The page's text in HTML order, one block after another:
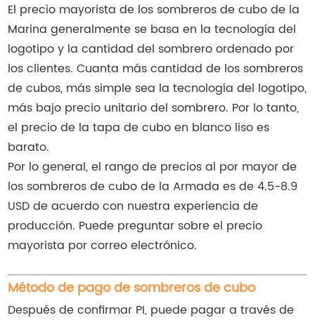
El precio mayorista de los sombreros de cubo de la
Marina generalmente se basa en la tecnología del
logotipo y la cantidad del sombrero ordenado por
los clientes. Cuanta más cantidad de los sombreros
de cubos, más simple sea la tecnología del logotipo,
más bajo precio unitario del sombrero. Por lo tanto,
el precio de la tapa de cubo en blanco liso es
barato.
Por lo general, el rango de precios al por mayor de
los sombreros de cubo de la Armada es de 4.5-8.9
USD de acuerdo con nuestra experiencia de
producción. Puede preguntar sobre el precio
mayorista por correo electrónico.
Método de pago de sombreros de cubo
Después de confirmar PI, puede pagar a través de